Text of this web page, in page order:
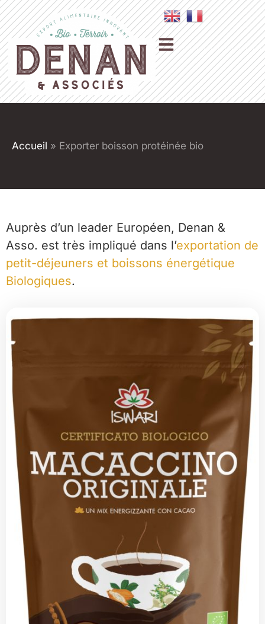
Accueil » Exporter boisson protéinée bio
Auprès d’un leader Européen, Denan &
Asso. est très impliqué dans l’exportation de
petit-déjeuners et boissons énergétique
Biologiques.